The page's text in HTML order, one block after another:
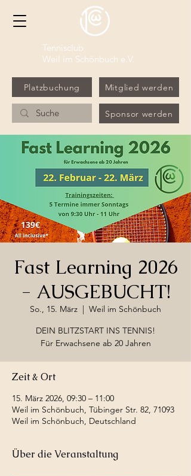
Tennisclub
Weil im Schönbuch e.V.
Platzbuchung Mitglied werden
Sponsor werden
Fast Learning 2026
- AUSGEBUCHT!
So., 15. März
  |
Weil im Schönbuch
DEIN BLITZSTART INS TENNIS!
Für Erwachsene ab 20 Jahren
Zeit & Ort
15. März 2026, 09:30 – 11:00
Weil im Schönbuch, Tübinger Str. 82, 71093
Weil im Schönbuch, Deutschland
Über die Veranstaltung